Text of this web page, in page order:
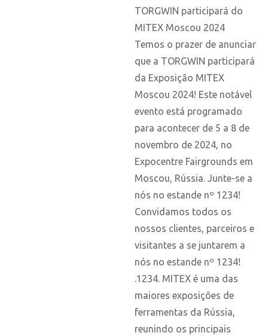
TORGWIN participará do
MITEX Moscou 2024
Temos o prazer de anunciar
que a TORGWIN participará
da Exposição MITEX
Moscou 2024! Este notável
evento está programado
para acontecer de 5 a 8 de
novembro de 2024, no
Expocentre Fairgrounds em
Moscou, Rússia. Junte-se a
nós no estande nº 1234!
Convidamos todos os
nossos clientes, parceiros e
visitantes a se juntarem a
nós no estande nº 1234!
.1234. MITEX é uma das
maiores exposições de
ferramentas da Rússia,
reunindo os principais